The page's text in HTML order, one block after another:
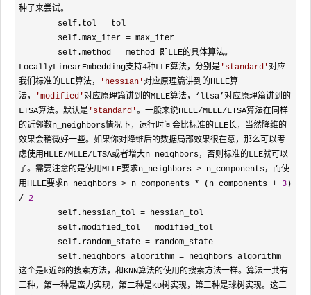
种子来尝试。
        self.tol
= tol
        self.max_iter
= max_iter
        self.method
= method 即LLE的具体算法。
LocallyLinearEmbedding支持4种LLE算法，分别是 ' standard '对应
我们标准的LLE算法，
' hessian '对应原理篇讲到的HLLE算
法，
'modified '对应原理篇讲到的MLLE算法，‘ltsa’对应原理篇讲到的
LTSA算法。默认是 ' standard '。一般来说HLLE/MLLE/LTSA算法在同样
的近邻数n_neighbors情况下，运行时间会比标准的LLE长，当然降维的
效果会稍微好一些。如果你对降维后的数据局部效果很在意，那么可以考
虑使用HLLE/MLLE/LTSA或者增大n_neighbors，否则标准的LLE就可以
了。需要注意的是使用MLLE要求n_neighbors > n_components，而使
用HLLE要求n_neighbors > n_components * (n_components + 3 )
/ 2
        self.hessian_tol
= hessian_tol
        self.modified_tol
= modified_tol
        self.random_state
= random_state
        self.neighbors_algorithm
= neighbors_algorithm
这个是k近邻的搜索方法，和KNN算法的使用的搜索方法一样。算法一共有
三种，第一种是蛮力实现，第二种是KD树实现，第三种是球树实现。这三